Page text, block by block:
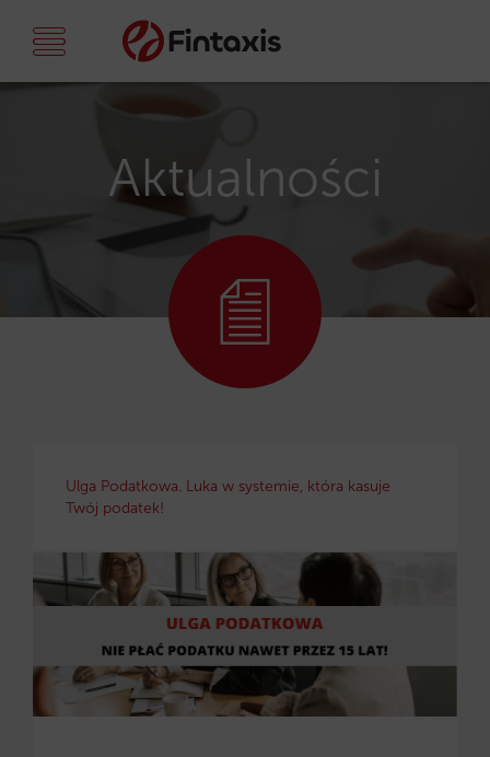
Aktualności
Ulga Podatkowa. Luka w systemie, która kasuje
Twój podatek!